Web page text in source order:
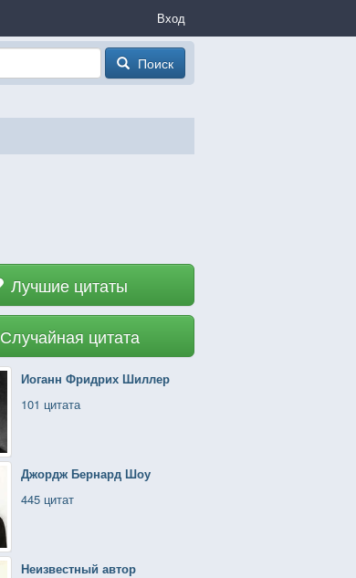
Вход
Поиск
Лучшие цитаты
Случайная цитата
Иоганн Фридрих Шиллер
101 цитата
Джордж Бернард Шоу
445 цитат
Неизвестный автор